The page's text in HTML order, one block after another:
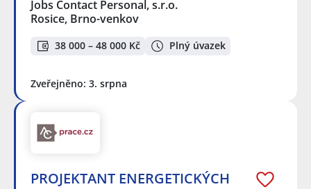
Jobs Contact Personal, s.r.o.
Rosice, Brno-venkov
38 000 – 48 000 Kč Plný úvazek
Zveřejněno: 3. srpna
PROJEKTANT ENERGETICKÝCH